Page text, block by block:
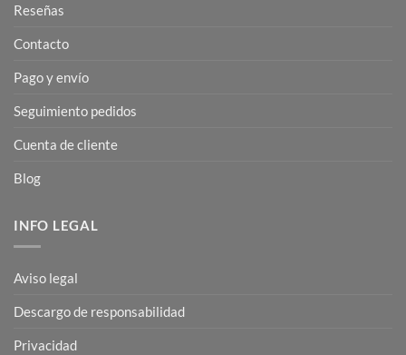
Reseñas
Contacto
Pago y envío
Seguimiento pedidos
Cuenta de cliente
Blog
INFO LEGAL
Aviso legal
Descargo de responsabilidad
Privacidad